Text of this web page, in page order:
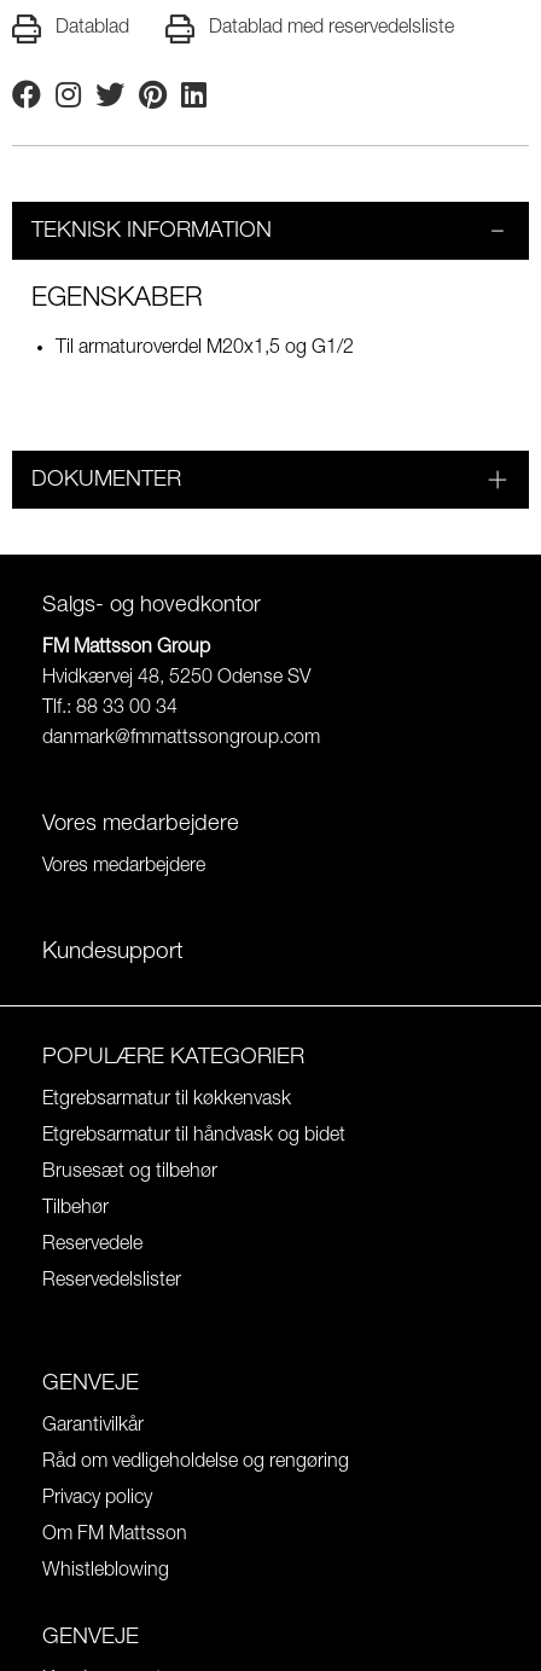
Datablad Datablad med reservedelsliste
FacebookInstagram
TwitterPinterestLinkedin
TEKNISK INFORMATION
EGENSKABER
Til armaturoverdel M20x1,5 og G1/2
DOKUMENTER
Salgs- og hovedkontor
FM Mattsson Group
Hvidkærvej 48, 5250 Odense SV
Tlf.: 88 33 00 34
danmark@fmmattssongroup.com
Vores medarbejdere
Vores medarbejdere
Kundesupport
POPULÆRE KATEGORIER
Etgrebsarmatur til køkkenvask
Etgrebsarmatur til håndvask og bidet
Brusesæt og tilbehør
Tilbehør
Reservedele
Reservedelslister
GENVEJE
Garantivilkår
Råd om vedligeholdelse og rengøring
Privacy policy
Om FM Mattsson
Whistleblowing
GENVEJE